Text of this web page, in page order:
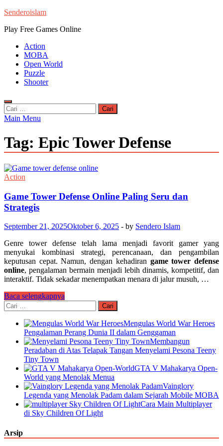
Skip
content
Senderoislam
Play Free Games Online
Action
MOBA
Open World
Puzzle
Shooter
Cari
untuk:
Main Menu
Tag: Epic Tower Defense
Action
Game Tower Defense Online Paling Seru dan
Strategis
September 21, 2025Oktober 6, 2025 - by Sendero Islam
Genre tower defense telah lama menjadi favorit gamer yang
menyukai kombinasi strategi, perencanaan, dan pengambilan
keputusan cepat. Namun, dengan kehadiran game tower defense
online, pengalaman bermain menjadi lebih dinamis, kompetitif, dan
interaktif. Tidak sekadar menempatkan menara di jalur musuh, …
Game
Tower
Defense
Online
Seru
Strategis
Baca selengkapnya
Cari
untuk:
Mengulas World War Heroes
Pengalaman Perang Dunia II dalam Genggaman
Membangun
Peradaban di Atas Telapak Tangan Menyelami Pesona Teeny
Tiny Town
GTA V Mahakarya Open-
World yang Menolak Menua
Vainglory
Legenda yang Menolak Padam dalam Sejarah Mobile MOBA
Cara Main Multiplayer
di Sky Children Of Light
Arsip